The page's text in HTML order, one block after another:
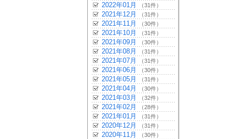
2022年01月 （31件）
2021年12月 （31件）
2021年11月 （30件）
2021年10月 （31件）
2021年09月 （30件）
2021年08月 （31件）
2021年07月 （31件）
2021年06月 （30件）
2021年05月 （31件）
2021年04月 （30件）
2021年03月 （32件）
2021年02月 （28件）
2021年01月 （31件）
2020年12月 （31件）
2020年11月 （30件）